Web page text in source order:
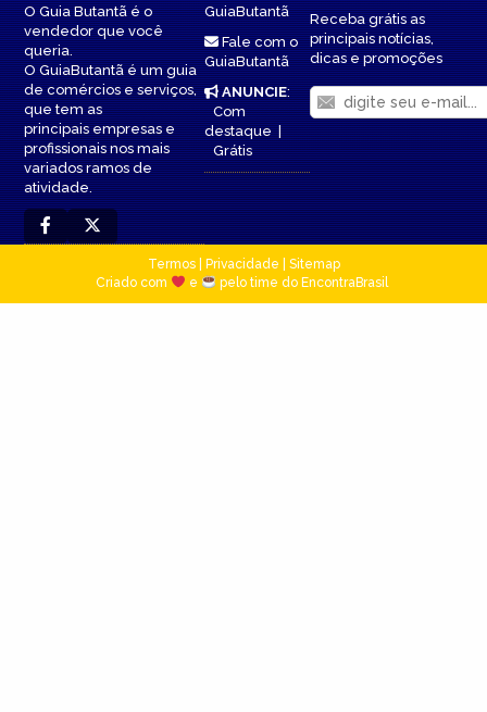
O Guia Butantã é o
vendedor que você
queria.
O GuiaButantã é um guia
de comércios e serviços,
que tem as
principais empresas e
profissionais nos mais
variados ramos de
atividade.
GuiaButantã
Fale com o
GuiaButantã
ANUNCIE:
Com
destaque|
Grátis
Receba grátis as
principais notícias,
dicas e promoções
Termos| Privacidade
Sitemap
Criado com
e pelo time do EncontraBrasil